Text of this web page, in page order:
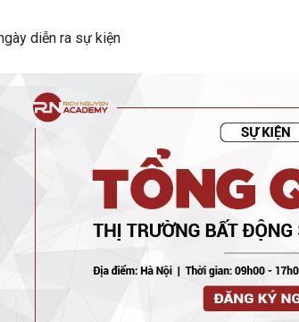
diễn ra sự kiện